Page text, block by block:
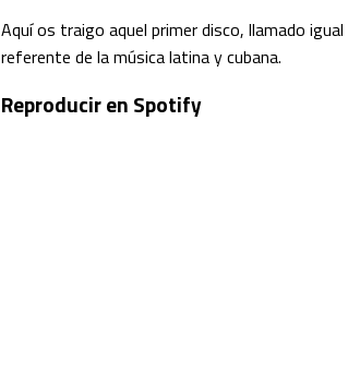
Aquí os traigo aquel primer disco, llamado
referente de la música latina y cubana.
Reproducir en Spotify